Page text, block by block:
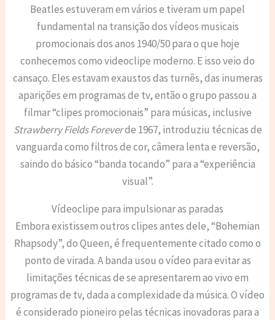
Beatles estuveram em vários e tiveram um papel
fundamental na transição dos vídeos musicais
promocionais dos anos 1940/50 para o que hoje
conhecemos como videoclipe moderno. E isso veio do
cansaço. Eles estavam exaustos das turnês, das inumeras
aparições em programas de tv, então o grupo passou a
filmar “clipes promocionais” para músicas, inclusive
Strawberry Fields Foreverde 1967, introduziu técnicas de
vanguarda como filtros de cor, câmera lenta e reversão,
saindo do básico “banda tocando” para a “experiência
visual”.
Vídeoclipe para impulsionar as paradas
Embora existissem outros clipes antes dele, “Bohemian
Rhapsody”, do Queen, é frequentemente citado como o
ponto de virada. A banda usou o vídeo para evitar as
limitações técnicas de se apresentarem ao vivo em
programas de tv, dada a complexidade da música. O vídeo
é considerado pioneiro pelas técnicas inovadoras para a